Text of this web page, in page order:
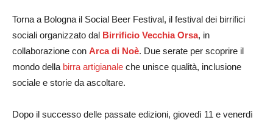
Torna a Bologna il Social Beer Festival, il festival dei birrifici
sociali organizzato dal Birrificio Vecchia Orsa, in
collaborazione con Arca di Noè. Due serate per scoprire il
mondo della birra artigianale che unisce qualità, inclusione
sociale e storie da ascoltare.
Dopo il successo delle passate edizioni, giovedì 11 e venerdì